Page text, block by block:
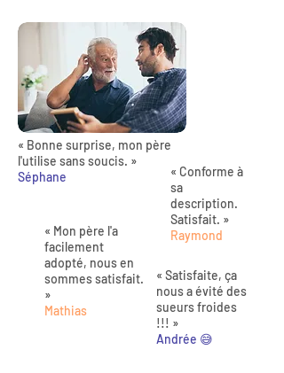
« Bonne surprise, mon père
l'utilise sans soucis. »
Séphane
« Mon père l'a
facilement
adopté, nous en
sommes satisfait.
»
Mathias
« Conforme à
sa
description.
Satisfait. »
Raymond
« Satisfaite, ça
nous a évité des
sueurs froides
!!! »
Andrée 😅